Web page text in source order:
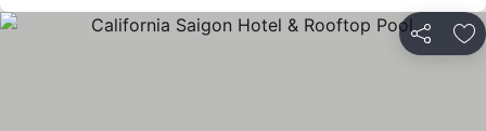
分享 加